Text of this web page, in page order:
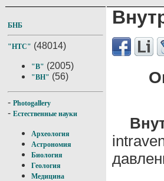
БНБ
"НТС" (48014)
"В" (2005)
"ВН" (56)
- Photogallery
- Естественные науки
Археология
Астрономия
Биология
Геология
Медицина